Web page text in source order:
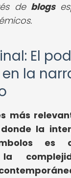
de blogs
El
la
más
la
es
la